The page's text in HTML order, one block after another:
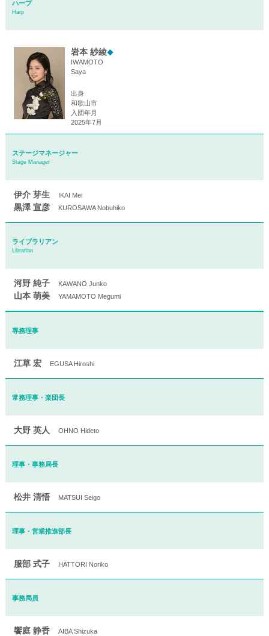
ハープ
Harp
岩本 紗綾◆
IWAMOTO
Saya
出身
和歌山市
入団年月
2025年7月
ステージマネージャー
Stage Manager
伊介 芽生 IKAI Mei
黒澤 宣彦 KUROSAWA Nobuhiko
ライブラリアン
Librarian
河野 純子 KAWANO Junko
山本 萌美 YAMAMOTO Megumi
専務理事
江草 宏 EGUSA Hiroshi
常務理事・楽団長
大野 英人 OHNO Hideto
理事・事務局長
松井 清悟 MATSUI Seigo
理事・営業推進部長
服部 式子 HATTORI Noriko
事務局員
饗庭 静香 AIBA Shizuka